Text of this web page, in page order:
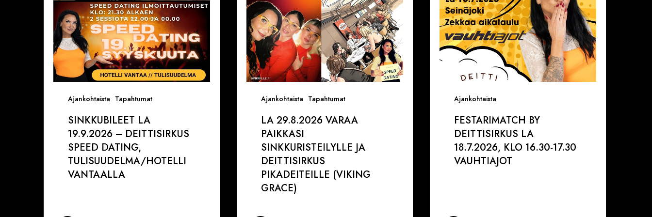
Ajankohtaista Tapahtumat
Dating,
Tulisuudelma/Hotelli
Vantaalla
SINKKUBILEET LA
19.9.2026 – DEITTISIRKUS
SPEED DATING,
TULISUUDELMA/HOTELLI
VANTAALLA
Ajankohtaista Tapahtumat
Deittisirkus
pikadeiteille
(Viking
Grace)
LA 29.8.2026 VARAA
PAIKKASI
SINKKURISTEILYLLE JA
DEITTISIRKUS
PIKADEITEILLE (VIKING
GRACE)
Ajankohtaista
16.30-
17.30
VAUHTIAJOT
FESTARIMATCH BY
DEITTISIRKUS LA
18.7.2026, KLO 16.30-17.30
VAUHTIAJOT